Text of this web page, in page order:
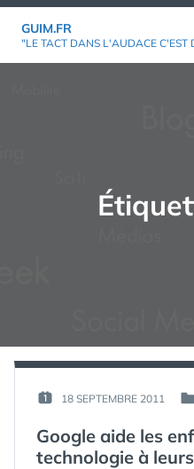
Aller
GUIM.FR
"LE TACT DANS L'AUDACE C'EST
PUBLIÉ
18 SEPTEMBRE 2011
Google aide les
technologie à